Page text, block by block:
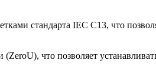
стандарта IEC C13, что
что позволяет